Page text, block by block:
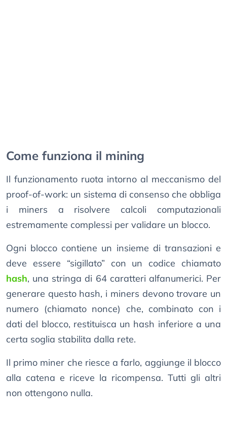
Come funziona il mining
Il funzionamento ruota intorno al meccanismo del
proof-of-work: un sistema di consenso che obbliga
i miners a risolvere calcoli computazionali
estremamente complessi per validare un blocco.
Ogni blocco contiene un insieme di transazioni e
deve essere “sigillato” con un codice chiamato
hash, una stringa di 64 caratteri alfanumerici. Per
generare questo hash, i miners devono trovare un
numero (chiamato nonce) che, combinato con i
dati del blocco, restituisca un hash inferiore a una
certa soglia stabilita dalla rete.
Il primo miner che riesce a farlo, aggiunge il blocco
alla catena e riceve la ricompensa. Tutti gli altri
non ottengono nulla.